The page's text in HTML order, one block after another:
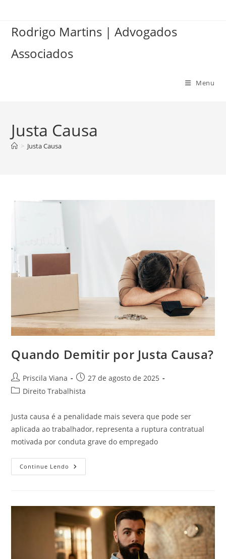
Rodrigo Martins | Advogados
Associados
Menu
Justa Causa
> Justa Causa
Quando Demitir por Justa Causa?
Autor
do
Priscila Viana
Post
publicado:
27 de agosto de 2025
Categoria
Direito Trabalhista
Justa causa é a penalidade mais severa que pode ser
aplicada ao trabalhador, representa a ruptura contratual
motivada por conduta grave do empregado
Continue Lendo Quando
Demitir